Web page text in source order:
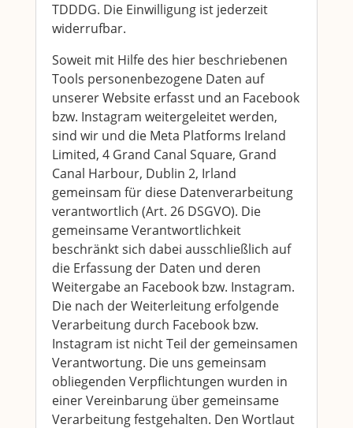
TDDDG. Die Einwilligung ist jederzeit
widerrufbar.
Soweit mit Hilfe des hier beschriebenen
Tools personenbezogene Daten auf
unserer Website erfasst und an Facebook
bzw. Instagram weitergeleitet werden,
sind wir und die Meta Platforms Ireland
Limited, 4 Grand Canal Square, Grand
Canal Harbour, Dublin 2, Irland
gemeinsam für diese Datenverarbeitung
verantwortlich (Art. 26 DSGVO). Die
gemeinsame Verantwortlichkeit
beschränkt sich dabei ausschließlich auf
die Erfassung der Daten und deren
Weitergabe an Facebook bzw. Instagram.
Die nach der Weiterleitung erfolgende
Verarbeitung durch Facebook bzw.
Instagram ist nicht Teil der gemeinsamen
Verantwortung. Die uns gemeinsam
obliegenden Verpflichtungen wurden in
einer Vereinbarung über gemeinsame
Verarbeitung festgehalten. Den Wortlaut